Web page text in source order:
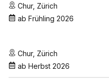
Chur, Zürich
ab Frühling 2026
Chur, Zürich
ab Herbst 2026